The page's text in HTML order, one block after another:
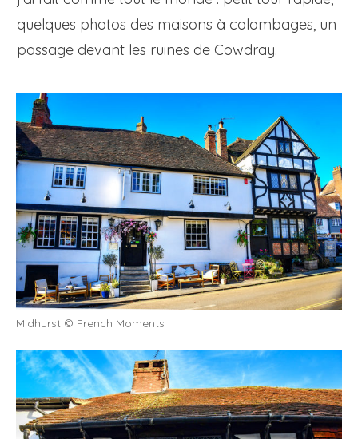
quelques photos des maisons à colombages, un
passage devant les ruines de Cowdray.
Midhurst © French Moments